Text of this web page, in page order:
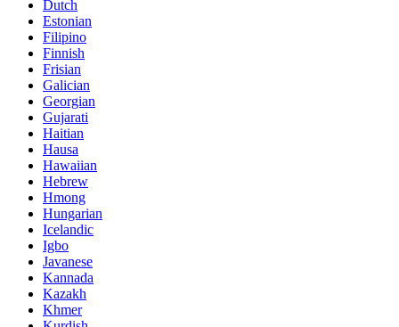
Dutch
Estonian
Filipino
Finnish
Frisian
Galician
Georgian
Gujarati
Haitian
Hausa
Hawaiian
Hebrew
Hmong
Hungarian
Icelandic
Igbo
Javanese
Kannada
Kazakh
Khmer